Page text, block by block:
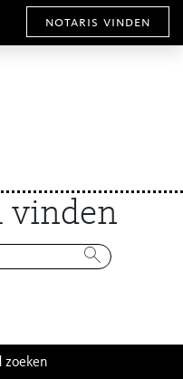
notaris vinden
vinden
zoeken